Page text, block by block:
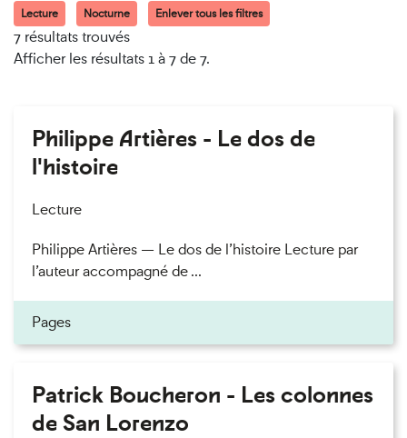
Lecture Nocturne Enlever tous les filtres
7 résultats trouvés
Afficher les résultats 1 à 7 de 7.
Philippe Artières - Le dos de
l'histoire
Lecture
Philippe Artières — Le dos de l’histoire Lecture par
l’auteur accompagné de ...
Pages
Patrick Boucheron - Les colonnes
de San Lorenzo